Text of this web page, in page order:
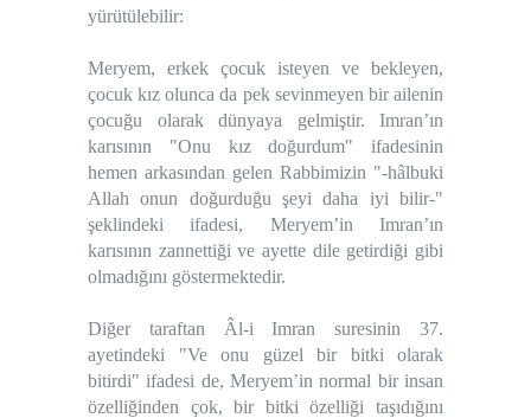
yürütülebilir:
Meryem, erkek çocuk isteyen ve bekleyen,
çocuk kız olunca da pek sevinmeyen bir ailenin
çocuğu olarak dünyaya gelmiştir. Imran’ın
karısının "Onu kız doğurdum" ifadesinin
hemen arkasından gelen Rabbimizin "-hâlbuki
Allah onun doğurduğu şeyi daha iyi bilir-"
şeklindeki ifadesi, Meryem’in Imran’ın
karısının zannettiği ve ayette dile getirdiği gibi
olmadığını göstermektedir.
Diğer taraftan Âl-i Imran suresinin 37.
ayetindeki "Ve onu güzel bir bitki olarak
bitirdi" ifadesi de, Meryem’in normal bir insan
özelliğinden çok, bir bitki özelliği taşıdığını